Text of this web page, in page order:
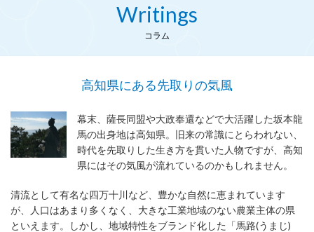
Writings
コラム
高知県にある先取りの気風
幕末、薩長同盟や大政奉還などで大活躍した坂本龍
馬の出身地は高知県。旧来の常識にとらわれない、
時代を先取りした生き方を貫いた人物ですが、高知
県にはその気風が流れているのかもしれません。
清流として有名な四万十川など、豊かな自然に恵まれています
が、人口はあまり多くなく、大きな工業地域のない農業主体の県
といえます。しかし、地域特性をブランド化した「馬路(うまじ)